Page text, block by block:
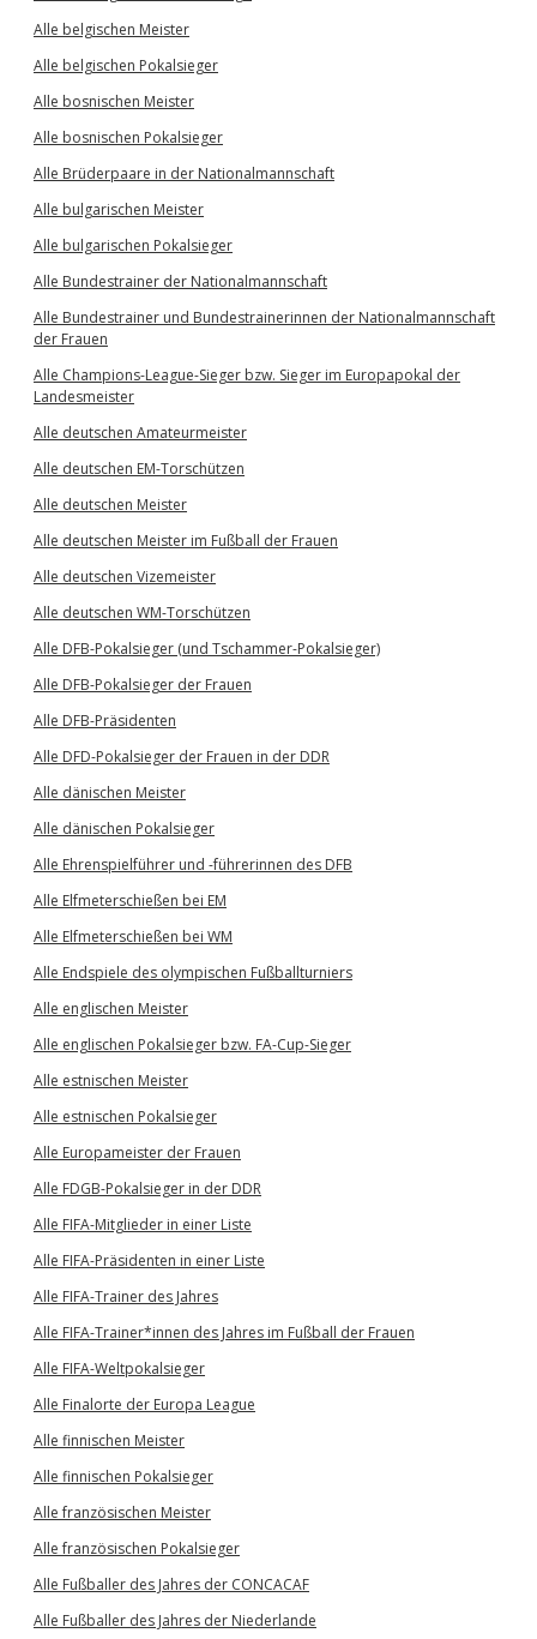
Alle belgischen Meister
Alle belgischen Pokalsieger
Alle bosnischen Meister
Alle bosnischen Pokalsieger
Alle Brüderpaare in der Nationalmannschaft
Alle bulgarischen Meister
Alle bulgarischen Pokalsieger
Alle Bundestrainer der Nationalmannschaft
Alle Bundestrainer und Bundestrainerinnen der Nationalmannschaft
der Frauen
Alle Champions-League-Sieger bzw. Sieger im Europapokal der
Landesmeister
Alle deutschen Amateurmeister
Alle deutschen EM-Torschützen
Alle deutschen Meister
Alle deutschen Meister im Fußball der Frauen
Alle deutschen Vizemeister
Alle deutschen WM-Torschützen
Alle DFB-Pokalsieger (und Tschammer-Pokalsieger)
Alle DFB-Pokalsieger der Frauen
Alle DFB-Präsidenten
Alle DFD-Pokalsieger der Frauen in der DDR
Alle dänischen Meister
Alle dänischen Pokalsieger
Alle Ehrenspielführer und -führerinnen des DFB
Alle Elfmeterschießen bei EM
Alle Elfmeterschießen bei WM
Alle Endspiele des olympischen Fußballturniers
Alle englischen Meister
Alle englischen Pokalsieger bzw. FA-Cup-Sieger
Alle estnischen Meister
Alle estnischen Pokalsieger
Alle Europameister der Frauen
Alle FDGB-Pokalsieger in der DDR
Alle FIFA-Mitglieder in einer Liste
Alle FIFA-Präsidenten in einer Liste
Alle FIFA-Trainer des Jahres
Alle FIFA-Trainer*innen des Jahres im Fußball der Frauen
Alle FIFA-Weltpokalsieger
Alle Finalorte der Europa League
Alle finnischen Meister
Alle finnischen Pokalsieger
Alle französischen Meister
Alle französischen Pokalsieger
Alle Fußballer des Jahres der CONCACAF
Alle Fußballer des Jahres der Niederlande